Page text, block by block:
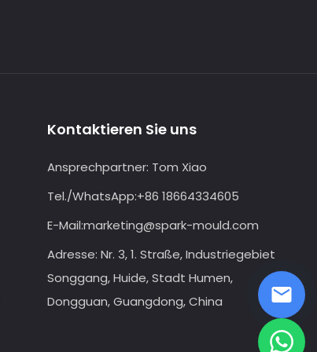
Kontaktieren Sie uns
Ansprechpartner: Tom Xiao
Tel./WhatsApp:+86 18664334605
E-Mail:marketing@spark-mould.com
Adresse: Nr. 3, 1. Straße, Industriegebiet
Songgang, Huide, Stadt Humen,
Dongguan, Guangdong, China